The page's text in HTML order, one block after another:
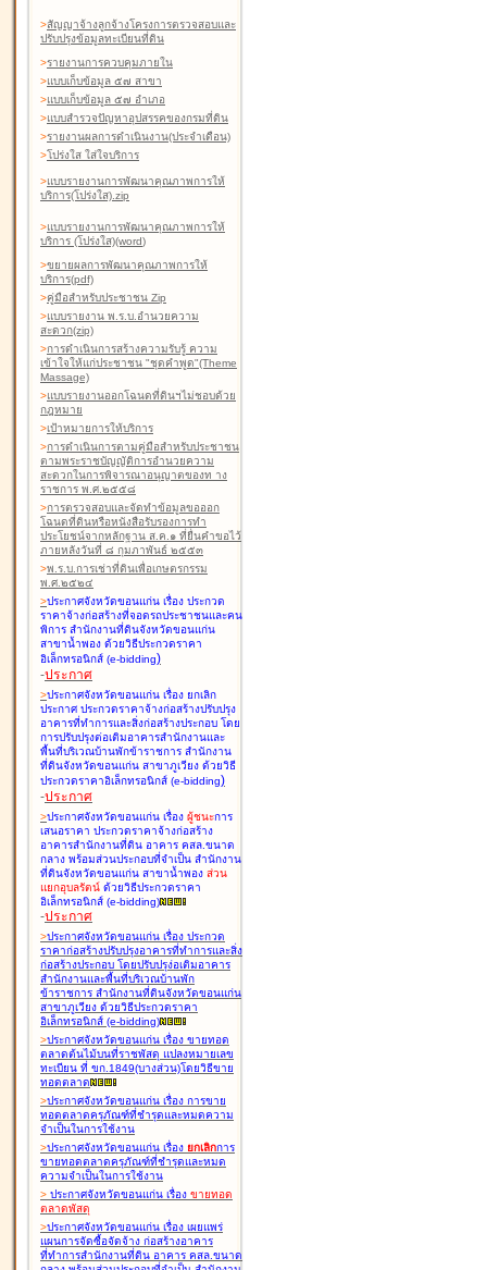
>สัญญาจ้างลูกจ้างโครงการตรวจสอบและ
ปรับปรุงข้อมูลทะเบียนที่ดิน
>รายงานการควบคุมภายใน
>แบบเก็บข้อมูล ๕๗ สาขา
>แบบเก็บข้อมูล ๕๗ อำเภอ
>แบบสำรวจปัญหาอุปสรรคของกรมที่ดิน
>รายงานผลการดำเนินงาน(ประจำเดือน)
>โปร่งใส ใส่ใจบริการ
>แบบรายงานการพัฒนาคุณภาพการให้
บริการ(โปร่งใส).zip
>แบบรายงานการพัฒนาคุณภาพการให้
บริการ (โปร่งใส)(word)
>ขยายผลการพัฒนาคุณภาพการให้
บริการ(pdf)
>คู่มือสำหรับประชาชน Zip
>แบบรายงาน พ.ร.บ.อำนวยความ
สะดวก(zip)
>การดำเนินการสร้างความรับรู้ ความ
เข้าใจให้แก่ประชาชน "ชุดคำพูด"(Theme
Massage)
>แบบรายงานออกโฉนดที่ดินฯไม่ชอบด้วย
กฎหมาย
>เป้าหมายการให้บริการ
>การดำเนินการตามคู่มือสำหรับประชาชน
ตามพระราชบัญญัติการอำนวยความ
สะดวกในการพิจารณาอนุญาตของท าง
ราชการ พ.ศ.๒๕๕๘
>การตรวจสอบและจัดทำข้อมูลขอออก
โฉนดที่ดินหรือหนังสือรับรองการทำ
ประโยชน์จากหลักฐาน ส.ค.๑ ที่ยื่นคำขอไว้
ภายหลังวันที่ ๘ กุมภาพันธ์ ๒๕๕๓
>พ.ร.บ.การเช่าที่ดินเพื่อเกษตรกรรม
พ.ศ.๒๕๒๔
>ประกาศจังหวัดขอนแก่น เรื่อง ประกวด
ราคาจ้างก่อสร้างที่จอดรถประชาชนและคน
พิการ สำนักงานที่ดินจังหวัดขอนแก่น
สาขาน้ำพอง ด้วยวิธีประกวดราคา
อิเล็กทรอนิกส์ (e-bidding)
-ประกาศ
>ประกาศจังหวัดขอนแก่น เรื่อง ยกเลิก
ประกาศ ประกวดราคาจ้างก่อสร้างปรับปรุง
อาคารที่ทำการและสิ่งก่อสร้างประกอบ โดย
การปรับปรุงต่อเติมอาคารสำนักงานและ
พื้นที่บริเวณบ้านพักข้าราชการ สำนักงาน
ที่ดินจังหวัดขอนแก่น สาขาภูเวียง ด้วยวิธี
ประกวดราคาอิเล็กทรอนิกส์ (e-bidding)
-ประกาศ
>ประกาศจังหวัดขอนแก่น เรื่อง ผู้ชนะการ
เสนอราคา ประกวดราคาจ้างก่อสร้าง
อาคารสำนักงานที่ดิน อาคาร คสล.ขนาด
กลาง พร้อมส่วนประกอบที่จำเป็น สำนักงาน
ที่ดินจังหวัดขอนแก่น สาขาน้ำพอง ส่วน
แยกอุบลรัตน์ ด้วยวิธีประกวดราคา
อิเล็กทรอนิกส์ (e-bidding)
-ประกาศ
>ประกาศจังหวัดขอนแก่น เรื่อง ประกวด
ราคาก่อสร้างปรับปรุงอาคารที่ทำการและสิ่ง
ก่อสร้างประกอบ โดยปรับปรุง่อเติมอาคาร
สำนักงานและพื้นที่บริเวณบ้านพัก
ข้าราชการ สำนักงานที่ดินจังหวัดขอนแก่น
สาขาภูเวียง ด้วยวิธีประกวดราคา
อิเล็กทรอนิกส์ (e-bidding)
>ประกาศจังหวัดขอนแก่น เรื่อง ขายทอด
ตลาดต้นไม้บนที่ราชพัสดุ แปลงหมายเลข
ทะเบียน ที่ ขก.1849(บางส่วน)โดยวิธีขาย
ทอดตลาด
>ประกาศจังหวัดขอนแก่น เรื่อง การขาย
ทอดตลาดครุภัณฑ์ที่ชำรุดและหมดความ
จำเป็นในการใช้งาน
>ประกาศจังหวัดขอนแก่น เรื่อง ยกเลิกการ
ขายทอดตลาดครุภัณฑ์ที่ชำรุดและหมด
ความจำเป็นในการใช้งาน
> ประกาศจังหวัดขอนแก่น เรื่อง ขายทอด
ตลาดพัสดุ
>ประกาศจังหวัดขอนแก่น เรื่อง เผยแพร่
แผนการจัดซื้อจัดจ้าง ก่อสร้างอาคาร
ที่ทำการสำนักงานที่ดิน อาคาร คสล.ขนาด